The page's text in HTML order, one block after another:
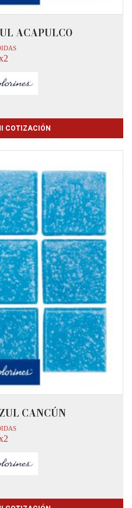
ACAPULCO
COTIZACIÓN
CANCÚN